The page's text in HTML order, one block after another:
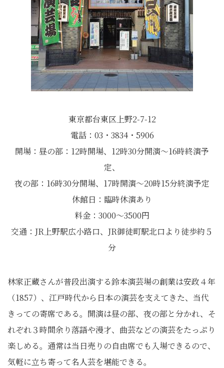
東京都台東区上野2-7-12
電話：03・3834・5906
開場：昼の部：12時開場、12時30分開演～16時終演予
定、
夜の部：16時30分開場、17時開演～20時15分終演予定
休館日：臨時休演あり
料金：3000～3500円
交通：JR上野駅広小路口、JR御徒町駅北口より徒歩約５
分
林家正蔵さんが普段出演する鈴本演芸場の創業は安政４年
（1857）、江戸時代から日本の演芸を支えてきた、当代
きっての寄席である。開演は昼の部、夜の部と分かれ、そ
れぞれ３時間余り落語や漫才、曲芸などの演芸をたっぷり
楽しめる。通常は当日売りの自由席でも入場できるので、
気軽に立ち寄って名人芸を堪能できる。